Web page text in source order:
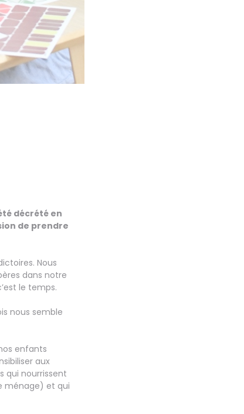
décrété en
de prendre
Nous
dans notre
le temps.
nous semble
enfants
aux
qui nourrissent
ménage) et qui